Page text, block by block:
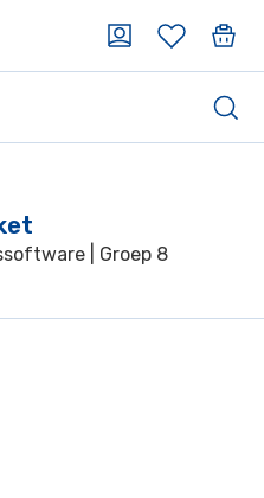
| Groep 8